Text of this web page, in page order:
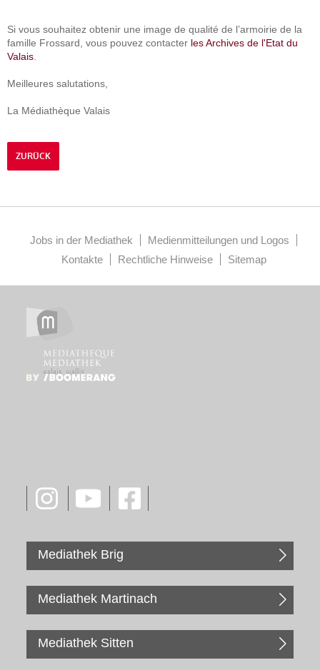
Si vous souhaitez obtenir une image de qualité de l’armoirie de la
famille Frossard, vous pouvez contacter les Archives de l'Etat du
Valais
Meilleures salutations,
La Médiathèque Valais
ZURÜCK
Jobs in der Mediathek
Medienmitteilungen und Logos
Kontakte
Rechtliche Hinweise Sitemap
Mediathek Brig
Mediathek Martinach
Mediathek Sitten